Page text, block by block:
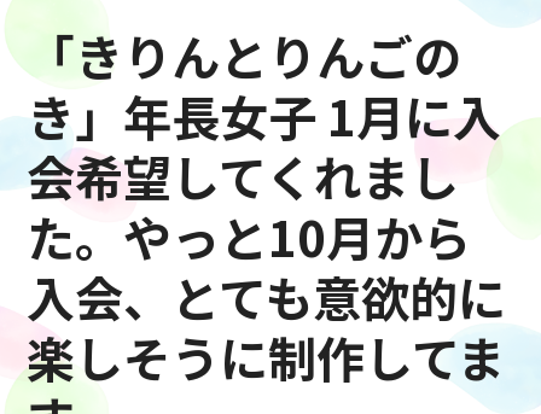
「きりんとりんごの
き」年長女子 1月に入
会希望してくれまし
た。やっと10月から
入会、とても意欲的に
楽しそうに制作してま